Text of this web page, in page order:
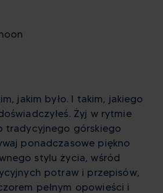
jakim było. I takim, jakiego
Żyj w rytmie
tradycyjnego górskiego
ponadczasowe piękno
stylu życia, wśród
potraw i przepisów,
pełnym opowieści i